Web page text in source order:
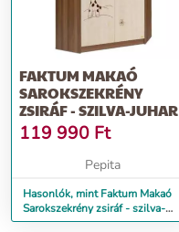
FAKTUM MAKAÓ
SAROKSZEKRÉNY
ZSIRÁF - SZILVA-JUHAR
119 990 Ft
Pepita
Hasonlók, mint Faktum Makaó
Sarokszekrény zsiráf - szilva-
juhar